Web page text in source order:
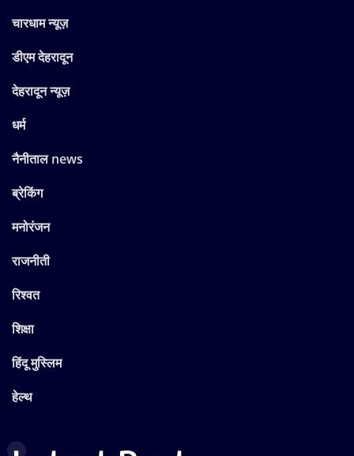
चारधाम न्यूज़
डीएम देहरादून
देहरादून न्यूज़
धर्म
नैनीताल news
ब्रेकिंग
मनोरंजन
राजनीती
रिश्वत
शिक्षा
हिंदू मुस्लिम
हेल्थ